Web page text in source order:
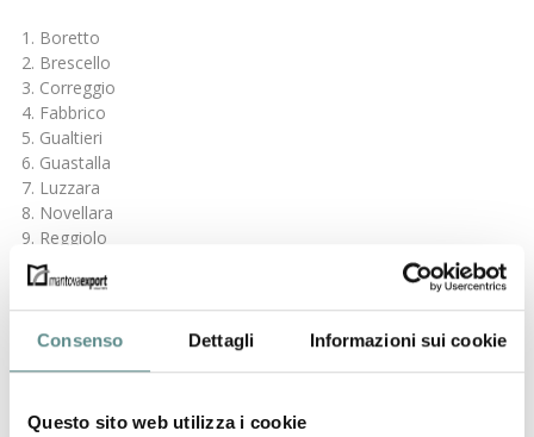
Consenso Dettagli Informazioni sui cookie
Questo sito web utilizza i cookie
1. Boretto
2. Brescello
3. Correggio
4. Fabbrico
5. Gualtieri
6. Guastalla
7. Luzzara
8. Novellara
9. Reggiolo
10. Rio Saliceto
11. Rolo
12. San Martino in Rio
13. Campagnola Emilia